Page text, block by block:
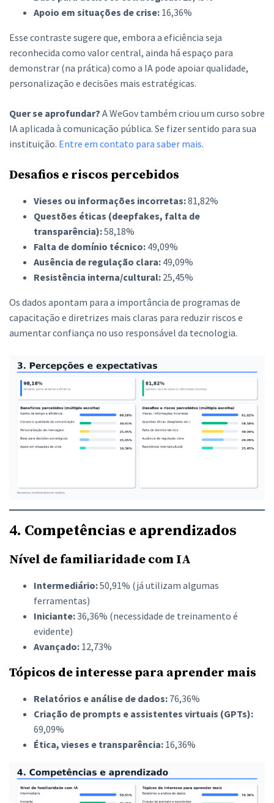
Apoio em situações de crise: 16,36%
Esse contraste sugere que, embora a eficiência seja
reconhecida como valor central, ainda há espaço para
demonstrar (na prática) como a IA pode apoiar qualidade,
personalização e decisões mais estratégicas.
Quer se aprofundar? A WeGov também criou um curso sobre
IA aplicada à comunicação pública. Se fizer sentido para sua
instituição. Entre em contato para saber mais.
Desafios e riscos percebidos
Vieses ou informações incorretas:81,82%
Questões éticas (deepfakes, falta de
transparência):58,18%
Falta de domínio técnico: 49,09%
Ausência de regulação clara: 49,09%
Resistência interna/cultural: 25,45%
Os dados apontam para a importância de programas de
capacitação e diretrizes mais claras para reduzir riscos e
aumentar confiança no uso responsável da tecnologia.
4. Competências e aprendizados
Nível de familiaridade com IA
Intermediário:50,91% (já utilizam algumas
ferramentas)
Iniciante:36,36% (necessidade de treinamento é
evidente)
Avançado: 12,73%
Tópicos de interesse para aprender mais
Relatórios e análise de dados: 76,36%
Criação de prompts e assistentes virtuais (GPTs):
69,09%
Ética, vieses e transparência: 16,36%